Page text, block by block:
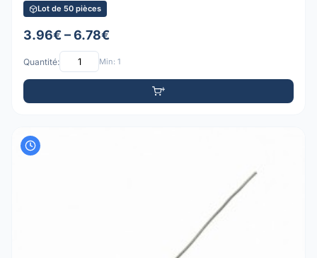
Lot de 50 pièces
3.96€ – 6.78€
Quantité: Min: 1